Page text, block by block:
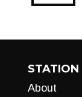
STATION
About